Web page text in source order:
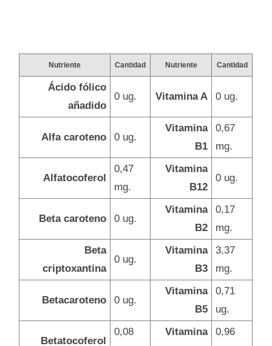
Nutriente Cantidad Nutriente Cantidad
Ácido fólico
añadido
0 ug. Vitamina A 0 ug.
Alfa caroteno 0 ug.
Vitamina
B1
0,67
mg.
Alfatocoferol
0,47
mg.
Vitamina
B12
0 ug.
Beta caroteno 0 ug.
Vitamina
B2
0,17
mg.
Beta
criptoxantina
0 ug.
Vitamina
B3
3,37
mg.
Betacaroteno 0 ug.
Vitamina
B5
0,71
ug.
Betatocoferol
0,08
Vitamina
0,96